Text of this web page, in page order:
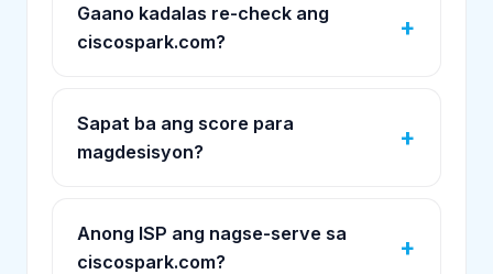
Gaano kadalas re-check ang
ciscospark.com?
Sapat ba ang score para
magdesisyon?
Anong ISP ang nagse-serve sa
ciscospark.com?